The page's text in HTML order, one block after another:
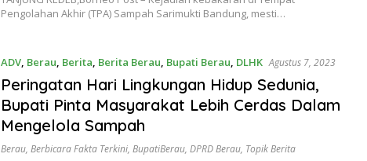
Pengolahan Akhir (TPA) Sampah Sarimukti Bandung, mesti…
ADV, Berau, Berita, Berita Berau, Bupati Berau, DLHK Agustus 7, 2023
Peringatan Hari Lingkungan Hidup Sedunia,
Bupati Pinta Masyarakat Lebih Cerdas Dalam
Mengelola Sampah
Berau, Berbicara Fakta Terkini, BupatiBerau, DPRD Berau, Topik Berita